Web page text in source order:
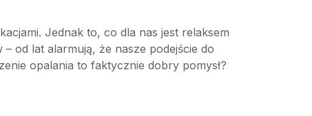
Jednak to, co dla nas jest relaksem
od lat alarmują, że nasze podejście do
opalania to faktycznie dobry pomysł?